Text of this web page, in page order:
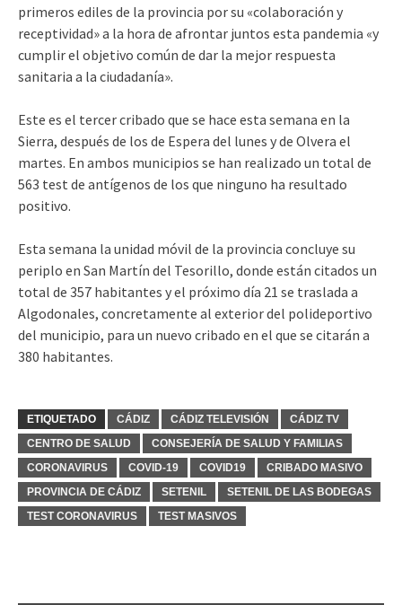
primeros ediles de la provincia por su «colaboración y
receptividad» a la hora de afrontar juntos esta pandemia «y
cumplir el objetivo común de dar la mejor respuesta
sanitaria a la ciudadanía».
Este es el tercer cribado que se hace esta semana en la
Sierra, después de los de Espera del lunes y de Olvera el
martes. En ambos municipios se han realizado un total de
563 test de antígenos de los que ninguno ha resultado
positivo.
Esta semana la unidad móvil de la provincia concluye su
periplo en San Martín del Tesorillo, donde están citados un
total de 357 habitantes y el próximo día 21 se traslada a
Algodonales, concretamente al exterior del polideportivo
del municipio, para un nuevo cribado en el que se citarán a
380 habitantes.
ETIQUETADO CÁDIZ CÁDIZ TELEVISIÓN
CÁDIZ TV
CENTRO DE SALUD
CONSEJERÍA DE SALUD Y FAMILIAS
CORONAVIRUS
COVID-19 COVID19
CRIBADO MASIVO
PROVINCIA DE CÁDIZ
SETENIL
SETENIL DE LAS BODEGAS
TEST CORONAVIRUS
TEST MASIVOS